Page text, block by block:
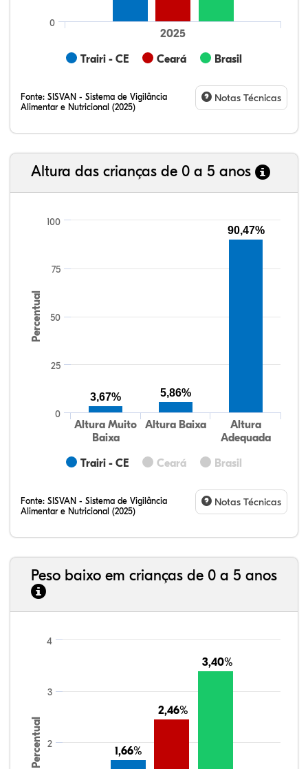
Trairi - CE Ceará Brasil
2025
0
Fonte: SISVAN - Sistema de Vigilância
Alimentar e Nutricional (2025)
Notas Técnicas
Altura das crianças de 0 a 5 anos
Percentual
Trairi - CE Ceará Brasil
Altura Muito
Baixa
Altura Baixa
Altura
Adequada
0
25
50
75
100
3,67% 5,86%
90,47%
Fonte: SISVAN - Sistema de Vigilância
Alimentar e Nutricional (2025)
Notas Técnicas
Peso baixo em crianças de 0 a 5 anos
Percentual 1,66%
1,66%
2,46%
2,46%
3,40%
3,40%
2
3
4